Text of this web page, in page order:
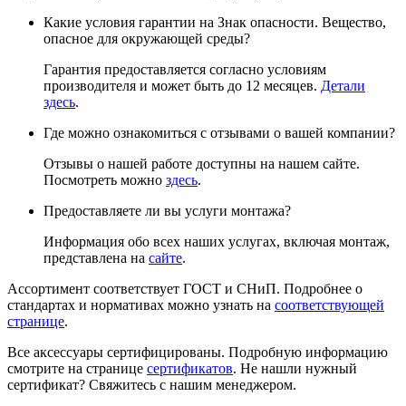
Какие условия гарантии на Знак опасности. Вещество,
опасное для окружающей среды?
Гарантия предоставляется согласно условиям
производителя и может быть до 12 месяцев. Детали
здесь.
Где можно ознакомиться с отзывами о вашей компании?
Отзывы о нашей работе доступны на нашем сайте.
Посмотреть можно здесь.
Предоставляете ли вы услуги монтажа?
Информация обо всех наших услугах, включая монтаж,
представлена на сайте.
Ассортимент соответствует ГОСТ и СНиП. Подробнее о
стандартах и нормативах можно узнать на соответствующей
странице.
Все аксессуары сертифицированы. Подробную информацию
смотрите на странице сертификатов. Не нашли нужный
сертификат? Свяжитесь с нашим менеджером.